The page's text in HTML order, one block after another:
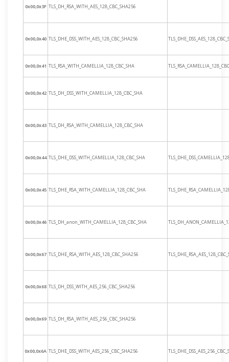
0x00,0x3F TLS_DH_RSA_WITH_AES_128_CBC_SHA256
0x00,0x40 TLS_DHE_DSS_WITH_AES_128_CBC_SHA256
0x00,0x41 TLS_RSA_WITH_CAMELLIA_128_CBC_SHA
0x00,0x42 TLS_DH_DSS_WITH_CAMELLIA_128_CBC_SHA
0x00,0x43 TLS_DH_RSA_WITH_CAMELLIA_128_CBC_SHA
0x00,0x44 TLS_DHE_DSS_WITH_CAMELLIA_128_CBC_SHA
0x00,0x45 TLS_DHE_RSA_WITH_CAMELLIA_128_CBC_SHA
0x00,0x46 TLS_DH_anon_WITH_CAMELLIA_128_CBC_SHA
0x00,0x67 TLS_DHE_RSA_WITH_AES_128_CBC_SHA256
0x00,0x68 TLS_DH_DSS_WITH_AES_256_CBC_SHA256
0x00,0x69 TLS_DH_RSA_WITH_AES_256_CBC_SHA256
0x00,0x6A TLS_DHE_DSS_WITH_AES_256_CBC_SHA256